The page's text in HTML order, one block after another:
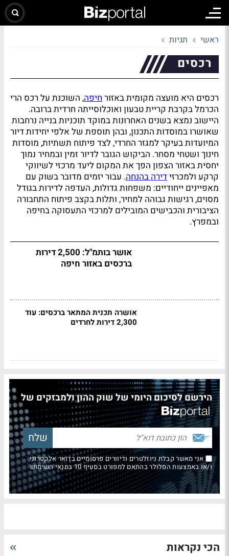
ראשי תגיות
רכסים
רכסים היא מועצה מקומית באזורחיפה, השוכנת על רכס הרי
הכרמל בקרבת קריית טבעון ואוכלוסייתה חרדית ברובה.
היישוב נמצא בשנים האחרונות במוקד תוכניות בנייה נרחבות
שאושרו במוסדות התכנון, ובהן תוספת של אלפי יחידות דיור
המיועדות בעיקר למגזר החרדי, לצד פיתוח תשתיות, מוסדות
חינוך ושטחי מסחר. הביקוש הגובר לדיור זמין ובמחיר נמוך
יחסית באזור הצפון הפך את המקום ליעד מרכזי לשיווקי
קרקע ולמכרזידירה בהנחה. עבור יזמים מדובר בשוק עם
מאפיינים ייחודיים: משפחות גדולות, העדפה לדירות בגודל
מסוים, רגישות גבוהה למחיר, ותלות בקצב פיתוח התחבורה
הציבורית והכבישים המובילים למרכזי התעסוקה בחיפה
ובמפרץ.
אושר בותמ"ל: 2,500 דירות
ברכסים באזור חיפה
אושרה תכנית המתאר ברכסים: עוד
2,300 דירות לחרדים
הירשם לסיכום היומי של שוק ההון ולמבזקים של
אני מאשר קבלת ניוזלטרים ודיוורים פרסומיים בדואר אלקטרוני
ו/או באמצעות הסלולר בהתאם למפורט בסעיף 10 בתנאי השימוש
הכי נקראות